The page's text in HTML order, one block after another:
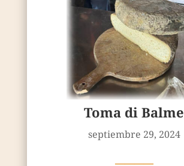
Toma di Balme
septiembre 29, 2024
————